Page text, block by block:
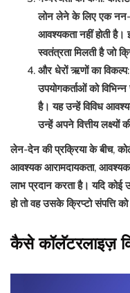
लोन लेने के लिए एक नन-
आवश्यकता नहीं होती है।
स्वतंत्रता मिलती है जो
और धेरों ऋणों का
उपयोगकर्ताओं को
है। यह उन्हें विविध
उन्हें अपने वित्तीय लक्ष्यों
लेन-देन की प्रक्रिया के बीच,
आवश्यक आरामदायकता, आवश्यक
लाभ प्रदान करता है। यदि कोई
हो तो वह उसके क्रिप्टो संपत्ति
कैसे कॉलॅटरलाइज़